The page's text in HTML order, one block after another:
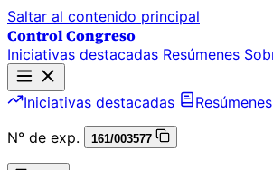
Saltar al contenido principal
Control Congreso
Iniciativas destacadas Resúmenes
Iniciativas destacadas Resúmenes
N° de exp.
161/003577